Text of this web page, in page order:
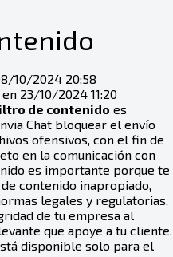
10/2024 20:58
23/10/2024 11:20
de contenido es
Chat bloquear el envío
ofensivos, con el fin de
en la comunicación con
es importante porque te
contenido inapropiado,
legales y regulatorias,
de tu empresa al
que apoye a tu cliente.
disponible solo para el